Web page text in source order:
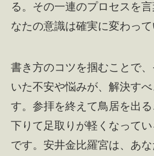
る。その一連のプロセスを
なたの意識は確実に変わって
書き方のコツを掴むことで
いた不安や悩みが、解決す
す。参拝を終えて鳥居を出
下りて足取りが軽くなって
です。安井金比羅宮は、あ